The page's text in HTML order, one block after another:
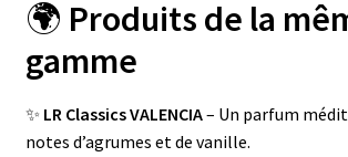
🌍 Produits de la
gamme
✨ LR Classics VALENCIA– Un parfum
notes d’agrumes et de vanille.